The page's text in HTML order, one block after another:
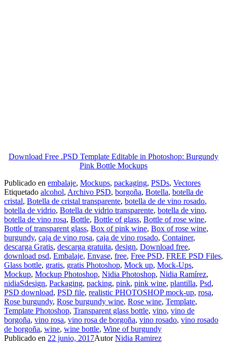
Download Free .PSD Template Editable in Photoshop: Burgundy
Pink Bottle Mockups
Publicado en embalaje, Mockups, packaging, PSDs, Vectores
Etiquetado alcohol, Archivo PSD, borgoña, Botella, botella de
cristal, Botella de cristal transparente, botella de de vino rosado,
botella de vidrio, Botella de vidrio transparente, botella de vino,
botella de vino rosa, Bottle, Bottle of glass, Bottle of rose wine,
Bottle of transparent glass, Box of pink wine, Box of rose wine,
burgundy, caja de vino rosa, caja de vino rosado, Container,
descarga Gratis, descarga gratuita, design, Download free,
download psd, Embalaje, Envase, free, Free PSD, FREE PSD Files,
Glass bottle, gratis, gratis Photoshop, Mock up, Mock-Ups,
Mockup, Mockup Photoshop, Nidia Photoshop, Nidia Ramírez,
nidiaSdesign, Packaging, packing, pink, pink wine, plantilla, Psd,
PSD download, PSD file, realistic PHOTOSHOP mock-up, rosa,
Rose burgundy, Rose burgundy wine, Rose wine, Template,
Template Photoshop, Transparent glass bottle, vino, vino de
borgoña, vino rosa, vino rosa de borgoña, vino rosado, vino rosado
de borgoña, wine, wine bottle, Wine of burgundy
Publicado en 22 junio, 2017AutorNidia Ramirez